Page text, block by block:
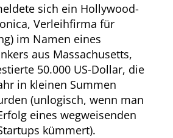
sich ein Hollywood-
Verleihfirma für
im Namen eines
aus Massachusetts,
50.000 US-Dollar, die
in kleinen Summen
(unlogisch, wenn man
eines wegweisenden
kümmert).